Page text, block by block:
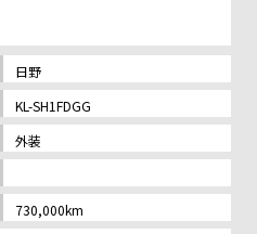
日野
KL-SH1FDGG
外装
730,000km